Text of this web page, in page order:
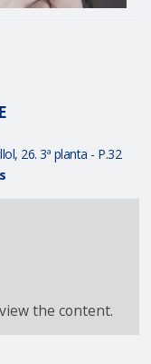
26. 3ª planta - P.32
the content.